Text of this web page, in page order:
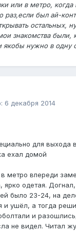
или в метро, когда
раз,если был ай-
остальных,
знакомства были,
нужно в одну
6 декабря 2014
для выхода
ехал домой
метро впереди
ярко одетая.
было 23-24, на
и ушёл, а тогда
и
не видел. Читал